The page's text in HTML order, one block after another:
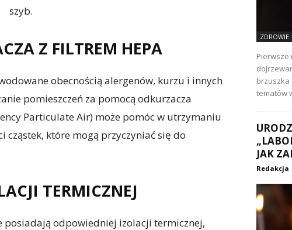
szyb.
Z FILTREM HEPA
obecnością alergenów, kurzu i innych
pomieszczeń za pomocą odkurzacza
Particulate Air) może pomóc w utrzymaniu
które mogą przyczyniać się do
TERMICZNEJ
posiadają odpowiedniej izolacji termicznej,
ZDROWIE
Pierwsze
brzuszka
tematów
JAK
Redakcja